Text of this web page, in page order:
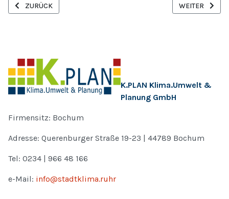
VORHERIGER BEITRAG: GEORISIKEN IM KLIMAWANDEL
ZURÜCK NÄCHSTER
WEITER
K.PLAN Klima.Umwelt &
Planung GmbH
Firmensitz: Bochum
Adresse: Querenburger Straße 19-23 | 44789 Bochum
Tel: 0234 | 966 48 166
e-Mail: info@stadtklima.ruhr